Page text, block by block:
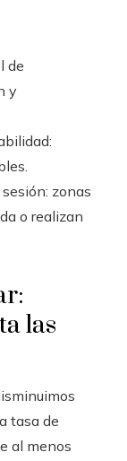
de
y
zonas
o realizan
las
tasa de
al menos